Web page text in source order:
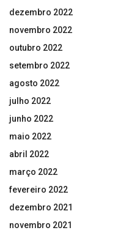
dezembro 2022
novembro 2022
outubro 2022
setembro 2022
agosto 2022
julho 2022
junho 2022
maio 2022
abril 2022
março 2022
fevereiro 2022
dezembro 2021
novembro 2021